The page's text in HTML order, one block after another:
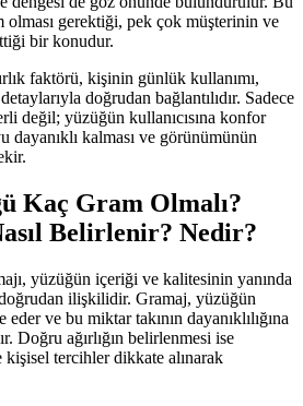
gerektiği, pek çok müşterinin ve
bir konudur.
faktörü, kişinin günlük kullanımı,
doğrudan bağlantılıdır. Sadece
değil; yüzüğün kullanıcısına konfor
dayanıklı kalması ve görünümünün
Kaç Gram Olmalı?
Belirlenir? Nedir?
yüzüğün içeriği ve kalitesinin yanında
ilişkilidir. Gramaj, yüzüğün
eder ve bu miktar takının dayanıklılığına
Doğru ağırlığın belirlenmesi ise
tercihler dikkate alınarak